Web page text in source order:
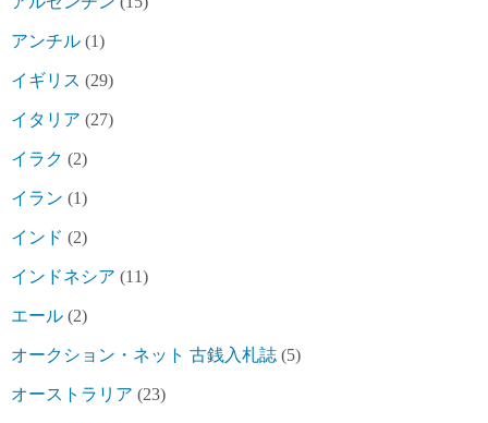
アンチル (1)
イギリス (29)
イタリア (27)
イラク (2)
イラン (1)
インド (2)
インドネシア (11)
エール (2)
オークション・ネット 古銭入札誌 (5)
オーストラリア (23)